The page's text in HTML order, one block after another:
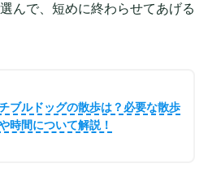
んで、短めに終わらせてあげる
ブルドッグの散歩は？必要な散歩
時間について解説！